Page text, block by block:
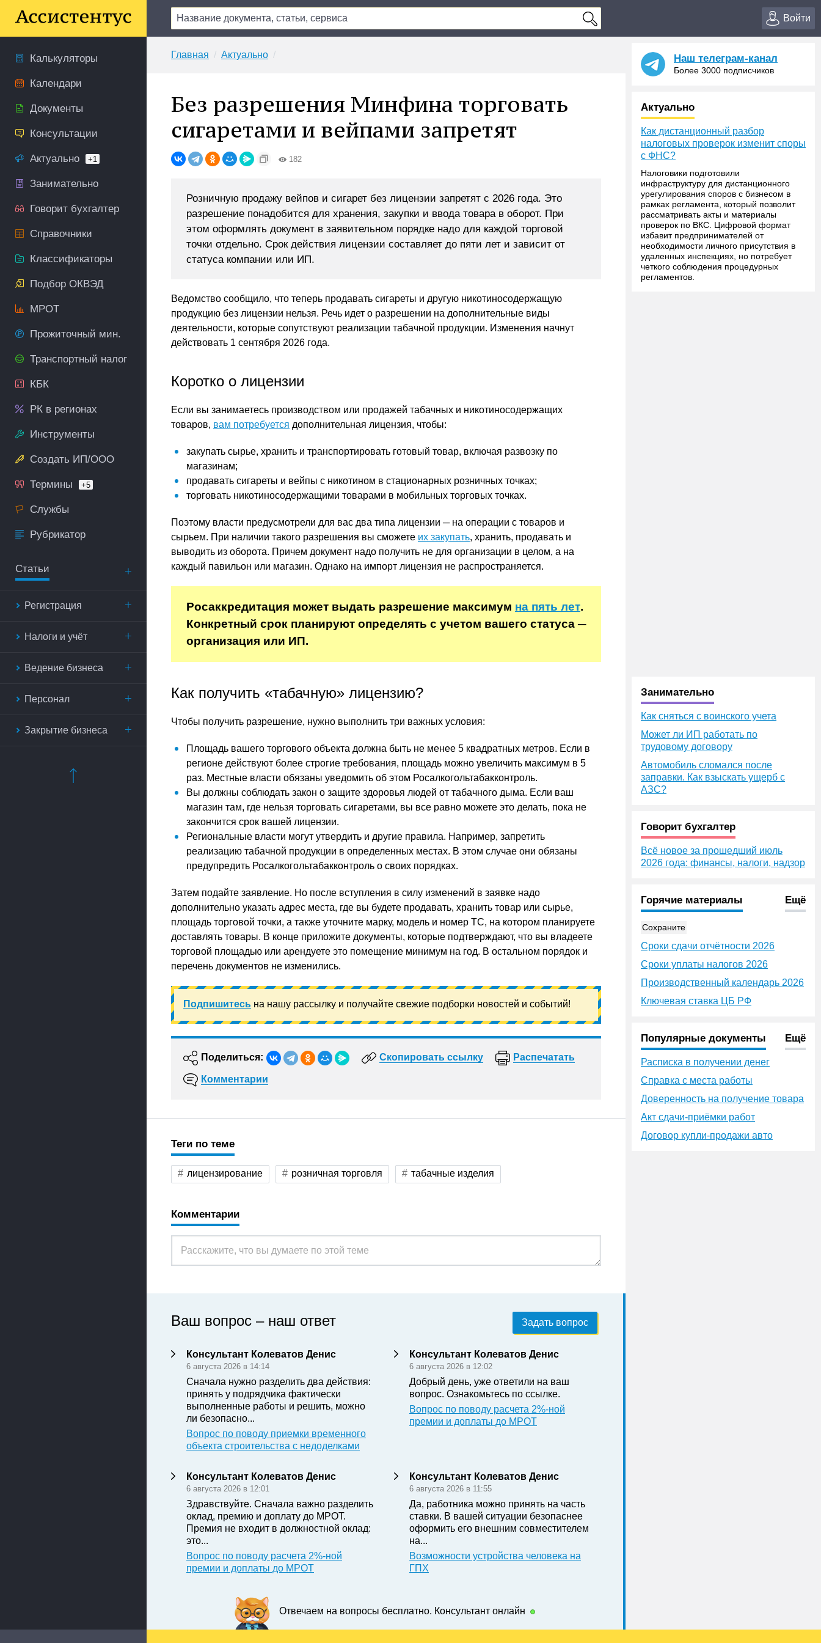
Войти
Калькуляторы
Календари
Документы
Консультации
Актуально +1
Занимательно
Говорит бухгалтер
Справочники
Классификаторы
Подбор ОКВЭД
МРОТ
Прожиточный мин.
Транспортный налог
КБК
РК в регионах
Инструменты
Создать ИП/ООО
Термины +5
Службы
Рубрикатор
Статьи
Регистрация
Налоги и учёт
Ведение бизнеса
Персонал
Закрытие бизнеса
Главная Актуально
Без разрешения Минфина торговать
сигаретами и вейпами запретят
182
Розничную продажу вейпов и сигарет без лицензии запретят с 2026 года. Это
разрешение понадобится для хранения, закупки и ввода товара в оборот. При
этом оформлять документ в заявительном порядке надо для каждой торговой
точки отдельно. Срок действия лицензии составляет до пяти лет и зависит от
статуса компании или ИП.
Ведомство сообщило, что теперь продавать сигареты и другую никотиносодержащую
продукцию без лицензии нельзя. Речь идет о разрешении на дополнительные виды
деятельности, которые сопутствуют реализации табачной продукции. Изменения начнут
действовать 1 сентября 2026 года.
Коротко о лицензии
Если вы занимаетесь производством или продажей табачных и никотиносодержащих
товаров, вам потребуется дополнительная лицензия, чтобы:
закупать сырье, хранить и транспортировать готовый товар, включая развозку по
магазинам;
продавать сигареты и вейпы с никотином в стационарных розничных точках;
торговать никотиносодержащими товарами в мобильных торговых точках.
Поэтому власти предусмотрели для вас два типа лицензии ─ на операции с товаров и
сырьем. При наличии такого разрешения вы сможете их закупать, хранить, продавать и
выводить из оборота. Причем документ надо получить не для организации в целом, а на
каждый павильон или магазин. Однако на импорт лицензия не распространяется.
Росаккредитация может выдать разрешение максимум на пять лет.
Конкретный срок планируют определять с учетом вашего статуса ─
организация или ИП.
Как получить «табачную» лицензию?
Чтобы получить разрешение, нужно выполнить три важных условия:
Площадь вашего торгового объекта должна быть не менее 5 квадратных метров. Если в
регионе действуют более строгие требования, площадь можно увеличить максимум в 5
раз. Местные власти обязаны уведомить об этом Росалкогольтабакконтроль.
Вы должны соблюдать закон о защите здоровья людей от табачного дыма. Если ваш
магазин там, где нельзя торговать сигаретами, вы все равно можете это делать, пока не
закончится срок вашей лицензии.
Региональные власти могут утвердить и другие правила. Например, запретить
реализацию табачной продукции в определенных местах. В этом случае они обязаны
предупредить Росалкогольтабакконтроль о своих порядках.
Затем подайте заявление. Но после вступления в силу изменений в заявке надо
дополнительно указать адрес места, где вы будете продавать, хранить товар или сырье,
площадь торговой точки, а также уточните марку, модель и номер ТС, на котором планируете
доставлять товары. В конце приложите документы, которые подтверждают, что вы владеете
торговой площадью или арендуете это помещение минимум на год. В остальном порядок и
перечень документов не изменились.
Подпишитесь на нашу рассылку и получайте свежие подборки новостей и событий!
Поделиться: Скопировать ссылку Распечатать
Комментарии
Теги по теме
лицензирование розничная торговля табачные изделия
Комментарии
Ваш вопрос – наш ответ Задать вопрос
Консультант Колеватов Денис
6 августа 2026 в 14:14
Сначала нужно разделить два действия:
принять у подрядчика фактически
выполненные работы и решить, можно
ли безопасно...
Вопрос по поводу приемки временного
объекта строительства с недоделками
Консультант Колеватов Денис
6 августа 2026 в 12:02
Добрый день, уже ответили на ваш
вопрос. Ознакомьтесь по ссылке .
Вопрос по поводу расчета 2%-ной
премии и доплаты до МРОТ
Консультант Колеватов Денис
6 августа 2026 в 12:01
Здравствуйте. Сначала важно разделить
оклад, премию и доплату до МРОТ.
Премия не входит в должностной оклад:
это...
Вопрос по поводу расчета 2%-ной
премии и доплаты до МРОТ
Консультант Колеватов Денис
6 августа 2026 в 11:55
Да, работника можно принять на часть
ставки. В вашей ситуации безопаснее
оформить его внешним совместителем
на...
Возможности устройства человека на
ГПХ
Отвечаем на вопросы бесплатно. Консультант онлайн
Наш телеграм-канал
Более 3000 подписчиков
Актуально
Как дистанционный разбор
налоговых проверок изменит споры
с ФНС?
Налоговики подготовили
инфраструктуру для дистанционного
урегулирования споров с бизнесом в
рамках регламента, который позволит
рассматривать акты и материалы
проверок по ВКС. Цифровой формат
избавит предпринимателей от
необходимости личного присутствия в
удаленных инспекциях, но потребует
четкого соблюдения процедурных
регламентов.
Занимательно
Как сняться с воинского учета
Может ли ИП работать по
трудовому договору
Автомобиль сломался после
заправки. Как взыскать ущерб с
АЗС?
Говорит бухгалтер
Всё новое за прошедший июль
2026 года: финансы, налоги, надзор
Горячие материалы Ещё
Сохраните
Сроки сдачи отчётности 2026
Сроки уплаты налогов 2026
Производственный календарь 2026
Ключевая ставка ЦБ РФ
Популярные документы Ещё
Расписка в получении денег
Справка с места работы
Доверенность на получение товара
Акт сдачи-приёмки работ
Договор купли-продажи авто